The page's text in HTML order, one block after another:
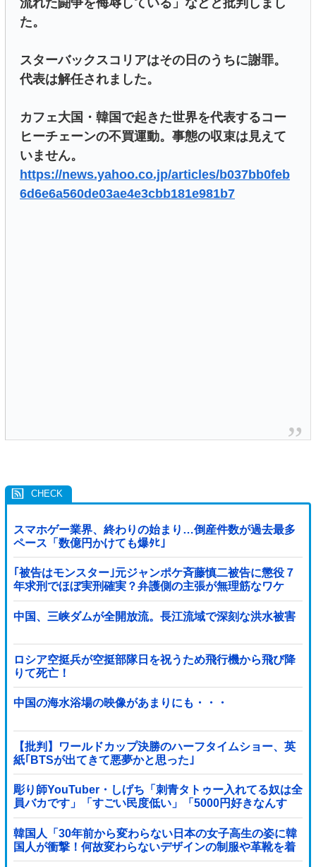
流れた闘争を侮辱している」などと批判しまし
た。
スターバックスコリアはその日のうちに謝罪。
代表は解任されました。
カフェ大国・韓国で起きた世界を代表するコー
ヒーチェーンの不買運動。事態の収束は見えて
いません。
https://news.yahoo.co.jp/articles/b037bb0feb
6d6e6a560de03ae4e3cbb181e981b7
スマホゲー業界、終わりの始まり…倒産件数が過去最多
ペース「数億円かけても爆ﾀﾋ」
｢被告はモンスター｣元ジャンポケ斉藤慎二被告に懲役７
年求刑でほぼ実刑確実？弁護側の主張が無理筋なワケ
中国、三峡ダムが全開放流。長江流域で深刻な洪水被害
ロシア空挺兵が空挺部隊日を祝うため飛行機から飛び降
りて死亡！
中国の海水浴場の映像があまりにも・・・
【批判】ワールドカップ決勝のハーフタイムショー、英
紙｢BTSが出てきて悪夢かと思った｣
彫り師YouTuber・しげち「刺青タトゥー入れてる奴は全
員バカです」「すごい民度低い」「5000円好きなんす
よ、バカって」
韓国人「30年前から変わらない日本の女子高生の姿に韓
国人が衝撃！何故変わらないデザインの制服や革靴を着
用し続けるのか？」